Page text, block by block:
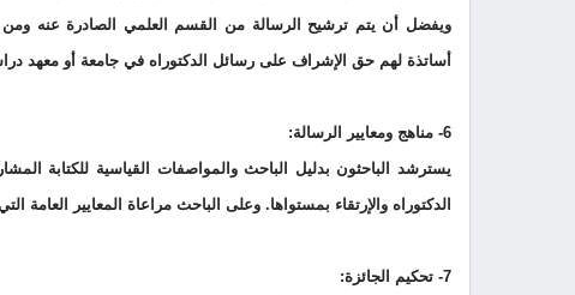
ويفضل أن يتم ترشيح الرسالة من القسم العلمي الصادرة عنه ومن
أساتذة لهم حق الإشراف على رسائل الدكتوراه في جامعة أو معهد
6- مناهج ومعايير الرسالة:
يسترشد الباحثون بدليل الباحث والمواصفات القياسية للكتابة
الدكتوراه والإرتقاء بمستواها. وعلى الباحث مراعاة المعايير العامة
7- تحكيم الجائزة: